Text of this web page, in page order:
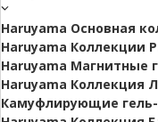
Haruyama Основная
Haruyama Коллекции
Haruyama Магнитные
Haruyama Коллекция
Камуфлирующие